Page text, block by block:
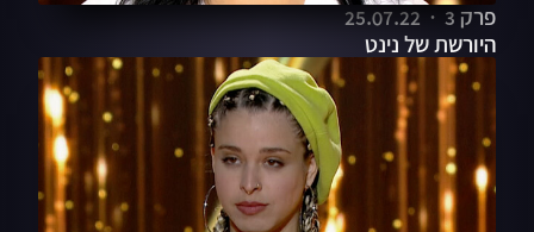
פרק 3
25.07.22
היורשת של נינט